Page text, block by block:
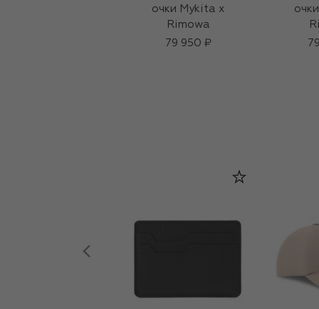
очки Mykita x
Rimowa
79 950 ₽